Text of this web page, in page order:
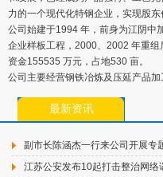
力的一个现代化特钢企业，实现股东
公司始建于1994 年，前身为江阴中
企业样板工程，2000、2002 年重
资金155535 万元，占地530 亩。
公司主要经营钢铁冶炼及压延产品
最新资讯
副市长陈涵杰一行来公司开展专
江苏公安发布10起打击整治网络